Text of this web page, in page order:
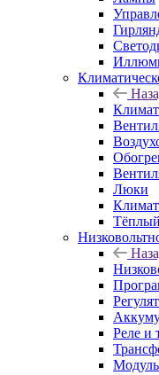
Люки
Реле и